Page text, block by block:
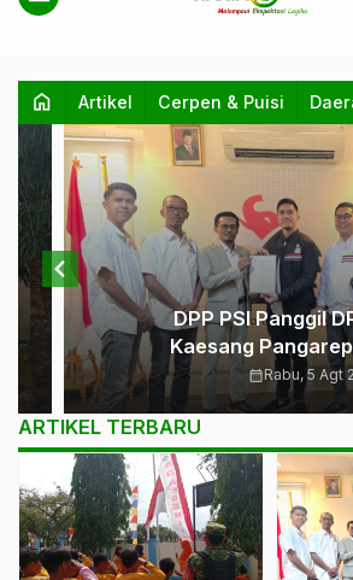
home Artikel Cerpen & Puisi
Warta
Edukasi
|
Melampaui
Ekspektasi
Logika
DPP PSI Panggil DPD
Kaesang Pangarep
Khusus: Bentuk Struktur
TPS Demi
calendar_month Rabu, 5 Agt 2026
ARTIKEL TERBARU